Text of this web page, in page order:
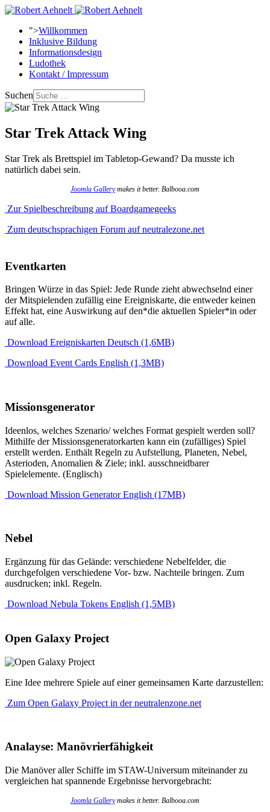
">Willkommen
Inklusive Bildung
Informationsdesign
Ludothek
Kontakt / Impressum
Suchen
Star Trek Attack Wing
Star Trek als Brettspiel im Tabletop-Gewand? Da musste ich
natürlich dabei sein.
Joomla Gallerymakes it better. Balbooa.com
Zur Spielbeschreibung auf Boardgamegeeks
Zum deutschsprachigen Forum auf neutralezone.net
Eventkarten
Bringen Würze in das Spiel: Jede Runde zieht abwechselnd einer
der Mitspielenden zufällig eine Ereigniskarte, die entweder keinen
Effekt hat, eine Auswirkung auf den*die aktuellen Spieler*in oder
auf alle.
Download Ereigniskarten Deutsch (1,6MB)
Download Event Cards English (1,3MB)
Missionsgenerator
Ideenlos, welches Szenario/ welches Format gespielt werden soll?
Mithilfe der Missionsgeneratorkarten kann ein (zufälliges) Spiel
erstellt werden. Enthält Regeln zu Aufstellung, Planeten, Nebel,
Asterioden, Anomalien & Ziele; inkl. ausschneidbarer
Spielelemente. (Englisch)
Download Mission Generator English (17MB)
Nebel
Ergänzung für das Gelände: verschiedene Nebelfelder, die
durchgefolgen verschiedene Vor- bzw. Nachteile bringen. Zum
ausdrucken; inkl. Regeln.
Download Nebula Tokens English (1,5MB)
Open Galaxy Project
Eine Idee mehrere Spiele auf einer gemeinsamen Karte darzustellen:
Zum Open Galaxy Project in der neutralenzone.net
Analayse: Manövrierfähigkeit
Die Manöver aller Schiffe im STAW-Universum miteinander zu
vergleichen hat spannende Ergebnisse hervorgebracht:
Joomla Gallerymakes it better. Balbooa.com